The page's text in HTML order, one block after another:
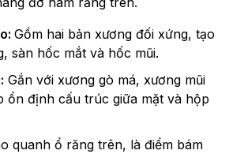
Gồm hai bản xương đối xứng, tạo
sàn hốc mắt và hốc mũi.
Gắn với xương gò má, xương mũi
ổn định cấu trúc giữa mặt và hộp
quanh ổ răng trên, là điểm bám